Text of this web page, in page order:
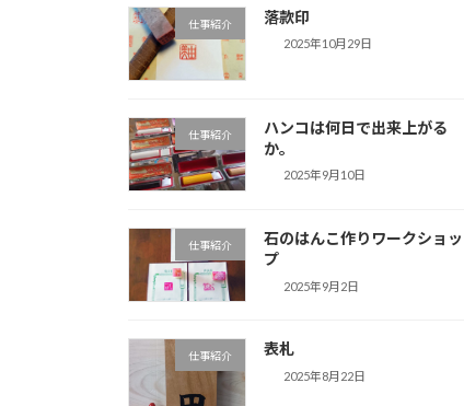
仕事紹介 落款印
2025年10月29日
仕事紹介
ハンコは何日で出来上がる
か。
2025年9月10日
仕事紹介
石のはんこ作りワークショッ
プ
2025年9月2日
仕事紹介 表札
2025年8月22日